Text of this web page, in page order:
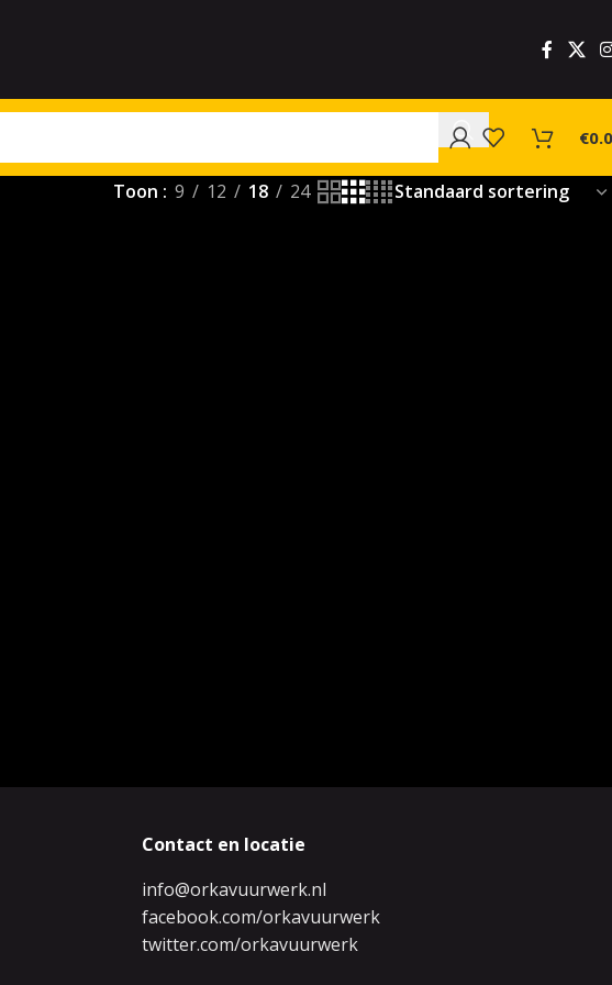
€
Toon 9 12 18 24
Contact en locatie
info@orkavuurwerk.nl
facebook.com/orkavuurwerk
twitter.com/orkavuurwerk